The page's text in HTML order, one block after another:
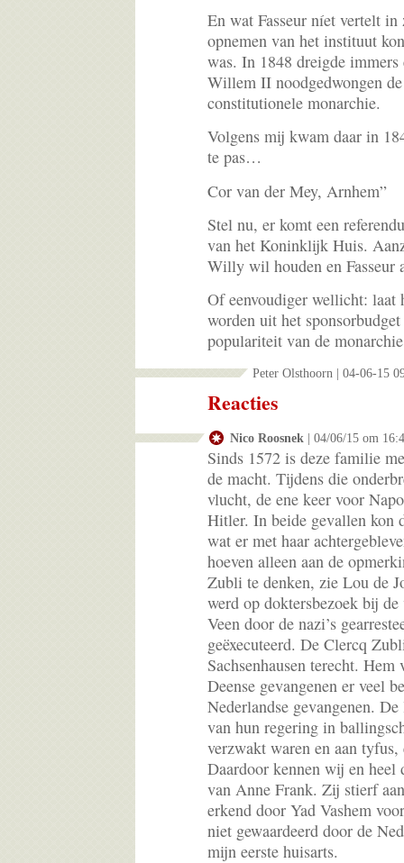
En wat Fasseur níet vertelt
opnemen van het instituut
was. In 1848 dreigde immers
Willem II noodgedwongen
constitutionele monarchie.
Volgens mij kwam daar in
te pas…
Cor van der Mey, Arnhem”
Stel nu, er komt een
van het Koninklijk Huis.
Willy wil houden en Fasseur
Of eenvoudiger wellicht:
worden uit het
populariteit van de
Peter Olsthoorn | 04-06-15
Reacties
Nico Roosnek | 04/06/15 om
Sinds 1572 is deze familie
de macht. Tijdens die
vlucht, de ene keer voor
Hitler. In beide gevallen kon
wat er met haar
hoeven alleen aan de
Zubli te denken, zie Lou de
werd op doktersbezoek bij
Veen door de nazi’s
geëxecuteerd. De Clercq
Sachsenhausen terecht.
Deense gevangenen er veel
Nederlandse gevangenen.
van hun regering in
verzwakt waren en aan tyfus,
Daardoor kennen wij en heel
van Anne Frank. Zij stierf
erkend door Yad Vashem
niet gewaardeerd door de
mijn eerste huisarts.